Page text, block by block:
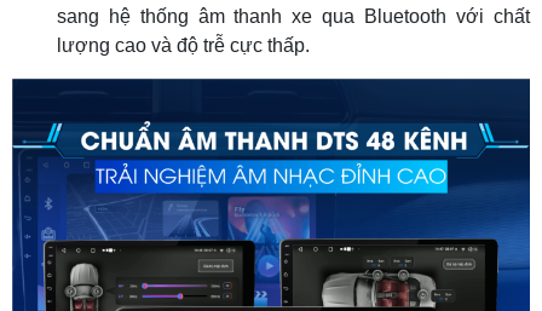
sang hệ thống âm thanh xe qua Bluetooth với chất
lượng cao và độ trễ cực thấp.